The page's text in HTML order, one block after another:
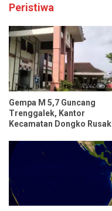
Peristiwa
Gempa M 5,7 Guncang
Trenggalek, Kantor
Kecamatan Dongko Rusak